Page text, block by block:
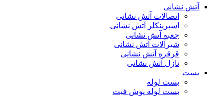
آتش نشانی
اتصالات آتش نشانی
اسپرینکلر آتش نشانی
جعبه آتش نشانی
شیرآلات آتش نشانی
قرقره آتش نشانی
نازل آتش نشانی
بست
بست لوله
بست لوله پوش فیت